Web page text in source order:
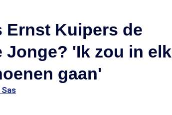
Ernst Kuipers de
'Ik zou in elk
gaan'